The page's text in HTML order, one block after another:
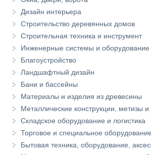
Дизайн интерьера
Строительство деревянных домов
Строительная техника и инструмент
Инженерные системы и оборудование
Благоустройство
Ландшафтный дизайн
Бани и бассейны
Материалы и изделия из древесины
Металлические конструкции, метизы
Складское оборудование и логистика
Торговое и специальное оборудование
Бытовая техника, оборудование,